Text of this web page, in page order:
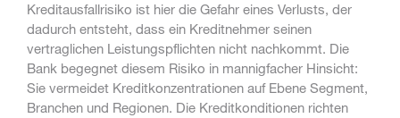
Kreditausfallrisiko ist hier die Gefahr eines Verlusts, der
dadurch entsteht, dass ein Kreditnehmer seinen
vertraglichen Leistungspflichten nicht nachkommt. Die
Bank begegnet diesem Risiko in mannigfacher Hinsicht:
Sie vermeidet Kreditkonzentrationen auf Ebene Segment,
Branchen und Regionen. Die Kreditkonditionen richten